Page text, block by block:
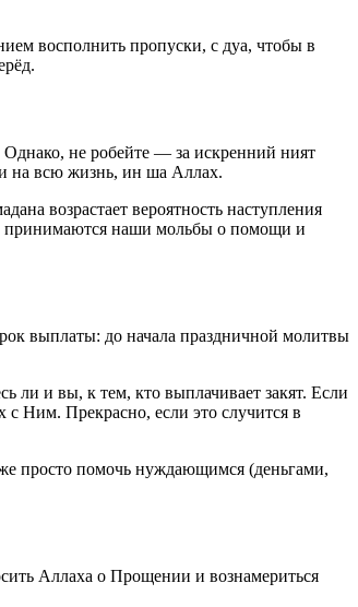
восполнить пропуски, с дуа, чтобы в
Однако, не робейте — за искренний ният
на всю жизнь, ин ша Аллах.
возрастает вероятность наступления
принимаются наши мольбы о помощи и
выплаты: до начала праздничной молитвы
ли и вы, к тем, кто выплачивает закят. Если
с Ним. Прекрасно, если это случится в
просто помочь нуждающимся (деньгами,
Аллаха о Прощении и вознамериться